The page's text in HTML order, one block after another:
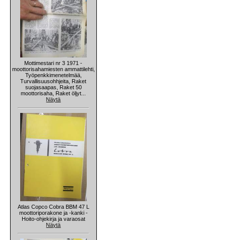
Mottimestari nr 3 1971 -
moottorisahamiesten ammattilehti,
Työpenkkimenetelmää,
Turvallisuusohhjeita, Raket
suojasaapas, Raket 50
moottorisaha, Raket öljyt...
Näytä
Atlas Copco Cobra BBM 47 L
moottoriporakone ja -kanki -
Hoito-ohjekirja ja varaosat
Näytä